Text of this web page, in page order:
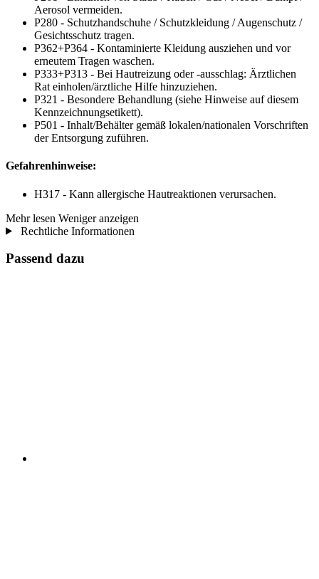
Aerosol vermeiden.
P280 - Schutzhandschuhe / Schutzkleidung / Augenschutz /
Gesichtsschutz tragen.
P362+P364 - Kontaminierte Kleidung ausziehen und vor
erneutem Tragen waschen.
P333+P313 - Bei Hautreizung oder -ausschlag: Ärztlichen
Rat einholen/ärztliche Hilfe hinzuziehen.
P321 - Besondere Behandlung (siehe Hinweise auf diesem
Kennzeichnungsetikett).
P501 - Inhalt/Behälter gemäß lokalen/nationalen Vorschriften
der Entsorgung zuführen.
Gefahrenhinweise:
H317 - Kann allergische Hautreaktionen verursachen.
Mehr lesen Weniger anzeigen
Rechtliche Informationen
Passend dazu